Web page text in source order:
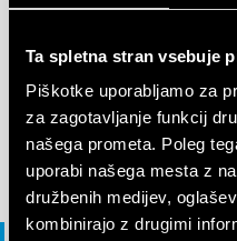
Ta spletna stran vsebuje
Piškotke uporabljamo za
za zagotavljanje funkcij
našega prometa. Poleg
uporabi našega mesta z
družbenih medijev,
kombinirajo z drugimi
Selection Guide -
EN|6 MB| .PDF